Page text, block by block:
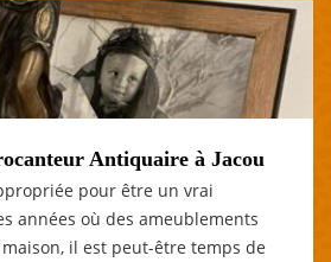
Antiquaire à Jacou
pour être un vrai
années où des ameublements
il est peut-être temps de